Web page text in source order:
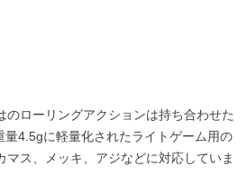
のローリングアクションは持ち合わせた
量4.5gに軽量化されたライトゲーム用の
マス、メッキ、アジなどに対応していま